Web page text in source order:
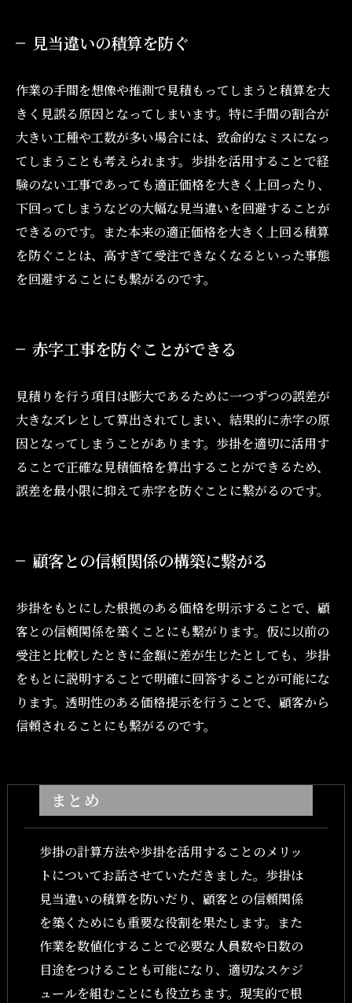
見当違いの積算を防ぐ
作業の手間を想像や推測で見積もってしまうと積算を大
きく見誤る原因となってしまいます。特に手間の割合が
大きい工種や工数が多い場合には、致命的なミスになっ
てしまうことも考えられます。歩掛を活用することで経
験のない工事であっても適正価格を大きく上回ったり、
下回ってしまうなどの大幅な見当違いを回避することが
できるのです。また本来の適正価格を大きく上回る積算
を防ぐことは、高すぎて受注できなくなるといった事態
を回避することにも繋がるのです。
赤字工事を防ぐことができる
見積りを行う項目は膨大であるために一つずつの誤差が
大きなズレとして算出されてしまい、結果的に赤字の原
因となってしまうことがあります。歩掛を適切に活用す
ることで正確な見積価格を算出することができるため、
誤差を最小限に抑えて赤字を防ぐことに繋がるのです。
顧客との信頼関係の構築に繋がる
歩掛をもとにした根拠のある価格を明示することで、顧
客との信頼関係を築くことにも繋がります。仮に以前の
受注と比較したときに金額に差が生じたとしても、歩掛
をもとに説明することで明確に回答することが可能にな
ります。透明性のある価格提示を行うことで、顧客から
信頼されることにも繋がるのです。
まとめ
歩掛の計算方法や歩掛を活用することのメリッ
トについてお話させていただきました。歩掛は
見当違いの積算を防いだり、顧客との信頼関係
を築くためにも重要な役割を果たします。また
作業を数値化することで必要な人員数や日数の
目途をつけることも可能になり、適切なスケジ
ュールを組むことにも役立ちます。現実的で根